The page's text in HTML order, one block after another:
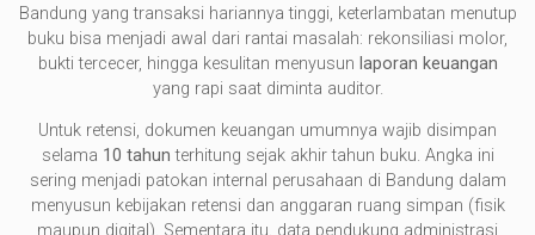
Bandung yang transaksi hariannya tinggi, keterlambatan menutup
buku bisa menjadi awal dari rantai masalah: rekonsiliasi molor,
bukti tercecer, hingga kesulitan menyusun laporan keuangan
yang rapi saat diminta auditor.
Untuk retensi, dokumen keuangan umumnya wajib disimpan
selama 10 tahun terhitung sejak akhir tahun buku. Angka ini
sering menjadi patokan internal perusahaan di Bandung dalam
menyusun kebijakan retensi dan anggaran ruang simpan (fisik